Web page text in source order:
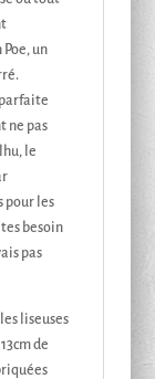
un
ne pas
le
pour les
besoin
pas
liseuses
de